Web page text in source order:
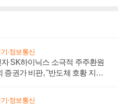
·정보통신
SK하이닉스 소극적 주주환원
증권가 비판, "반도체 호황 지속
·정보통신